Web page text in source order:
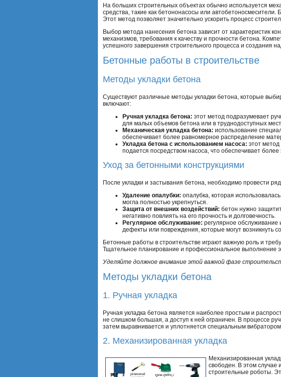
На больших строительных объектах обычно используется
средства, такие как бетононасосы или
Этот метод позволяет значительно ускорить процесс
Выбор метода нанесения бетона зависит от характеристик
механизмов, требования к качеству и прочности бетона.
успешного завершения строительного процесса и создания
Бетонные работы в строительстве
Методы укладки бетона
Существуют различные методы укладки бетона, которые
включают:
Ручная укладка бетона: этот метод подразумевает
для малых объемов бетона или в труднодоступных
Механическая укладка бетона: использование
обеспечивает более равномерное распределение
Укладка бетона с использованием насоса: этот
подается посредством насоса, что обеспечивает
Уход за бетонными конструкциями
После укладки и застывания бетона, необходимо провести
Удаление опалубки: опалубка, которая
могла полностью укрепнуться.
Защита от внешних воздействий: бетон нужно
негативно повлиять на его прочность и долговечность.
Регулярное обслуживание: регулярное обслуживание
дефекты или повреждения, которые могут возникнуть
Бетонные работы в строительстве играют важную роль и
Тщательное планирование и профессиональное выполнение
Уделяйте должное внимание этой важной фазе
Методы укладки бетона
1. Ручная укладка
Ручная укладка бетона является наиболее простым и
не слишком большая, а доступ к ней ограничен. В процессе
затем выравнивается и уплотняется специальным
2. Механизированная укладка
Механизированная
свободен. В этом случае
строительные роботы.